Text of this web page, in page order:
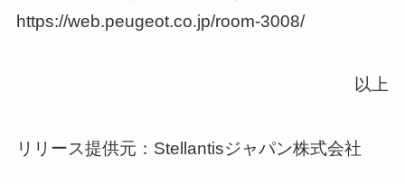
https://web.peugeot.co.jp/room-3008/
以上
リリース提供元：Stellantisジャパン株式会社